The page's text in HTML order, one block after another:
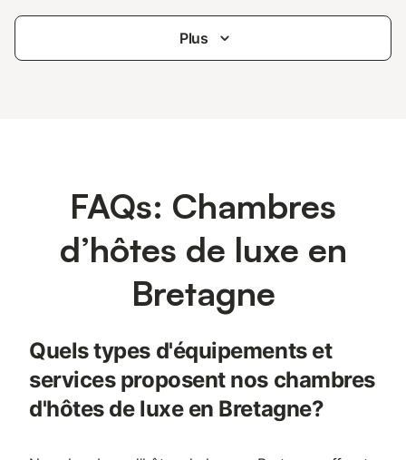
Plus
FAQs: Chambres
d’hôtes de luxe en
Bretagne
Quels types d'équipements et
services proposent nos chambres
d'hôtes de luxe en Bretagne?